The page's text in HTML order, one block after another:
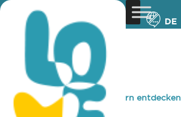
DE
You are here: Home »Zypern entdecken
TO PALIO SINEMA